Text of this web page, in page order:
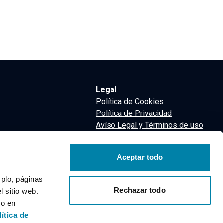
páginas
sitio web.
en
de
Aceptar todo
Rechazar todo
Legal
Política de Cookies
Política de Privacidad
Avíso Legal y Términos de uso